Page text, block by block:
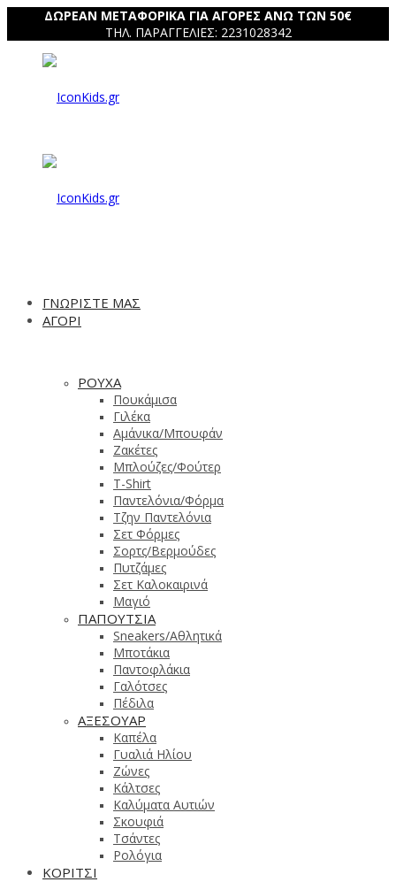
ΔΩΡΕΑΝ ΜΕΤΑΦΟΡΙΚΑ ΓΙΑ ΑΓΟΡΕΣ ΑΝΩ ΤΩΝ 50€
ΤΗΛ. ΠΑΡΑΓΓΕΛΙΕΣ: 2231028342
ΓΝΩΡΙΣΤΕ ΜΑΣ
ΑΓΟΡΙ
ΡΟΥΧΑ
Πουκάμισα
Γιλέκα
Αμάνικα/Μπουφάν
Ζακέτες
Μπλούζες/Φούτερ
T-Shirt
Παντελόνια/Φόρμα
Τζην Παντελόνια
Σετ Φόρμες
Σορτς/Βερμούδες
Πυτζάμες
Σετ Καλοκαιρινά
Μαγιό
ΠΑΠΟΥΤΣΙΑ
Sneakers/Aθλητικά
Μποτάκια
Παντοφλάκια
Γαλότσες
Πέδιλα
ΑΞΕΣΟΥΑΡ
Καπέλα
Γυαλιά Ηλίου
Ζώνες
Κάλτσες
Καλύματα Αυτιών
Σκουφιά
Τσάντες
Ρολόγια
ΚΟΡΙΤΣΙ